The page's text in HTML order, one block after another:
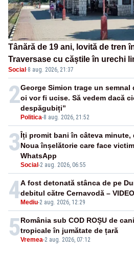
Tânără de 19 ani, lovită de tren
Traversase cu căștile în urechi
nepermis
Social ·8 aug. 2026, 21:37
2
Politica-8 aug. 2026, 21:52
George Simion trage un semnal
oi vor fi ucise. Să vedem dacă
despăgubiți”
3
Social -2 aug. 2026, 06:55
Îți promit bani în câteva
Noua înșelătorie care face
WhatsApp
4 Mediu-2 aug. 2026, 12:29
A fost detonată stânca de pe
debitul către Cernavodă – VIDEO
5Vremea-2 aug. 2026, 07:12
România sub COD ROȘU de
tropicale în jumătate de țară